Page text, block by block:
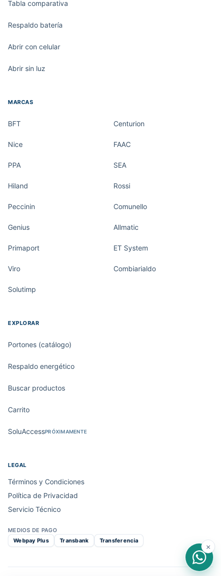
Tabla comparativa
Respaldo batería
Abrir con celular
Abrir sin luz
MARCAS
BFT Centurion
Nice FAAC
PPA SEA
Hiland Rossi
Peccinin Comunello
Genius Allmatic
Primaport ET System
Viro Combiarialdo
Solutimp
EXPLORAR
Portones (catálogo)
Respaldo energético
Buscar productos
Carrito
SoluAccessPRÓXIMAMENTE
LEGAL
Términos y Condiciones
Política de Privacidad
Servicio Técnico
MEDIOS DE PAGO
Webpay Plus
Transbank Transferencia
×